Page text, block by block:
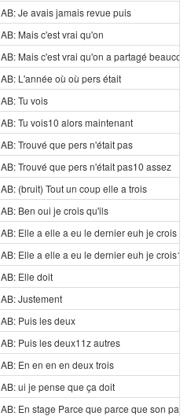
AB: Je avais jamais revue puis
AB: Mais c'est vrai qu'on
AB: Mais c'est vrai qu'on a partagé
AB: L'année où où pers était
AB: Tu vois
AB: Tu vois10 alors maintenant
AB: Trouvé que pers n'était pas
AB: Trouvé que pers n'était pas10 assez
AB: (bruit) Tout un coup elle a trois
AB: Ben oui je crois qu'ils
AB: Elle a elle a eu le dernier euh je crois
AB: Elle a elle a eu le dernier euh je crois10
AB: Elle doit
AB: Justement
AB: Puis les deux
AB: Puis les deux11z autres
AB: En en en en deux trois
AB: ui je pense que ça doit
AB: En stage Parce que parce que son pap/